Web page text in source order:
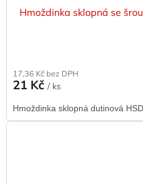
Hmoždinka sklopná se
17,36 Kč bez DPH
21 Kč / ks
Hmoždinka sklopná dutinová